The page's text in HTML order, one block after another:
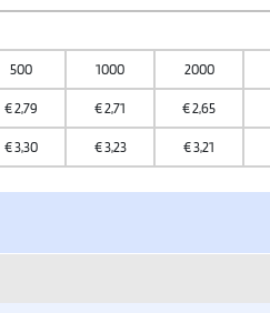
500 1000 2000
€2,79 €2,71 €2,65
€3,30 €3,23 €3,21